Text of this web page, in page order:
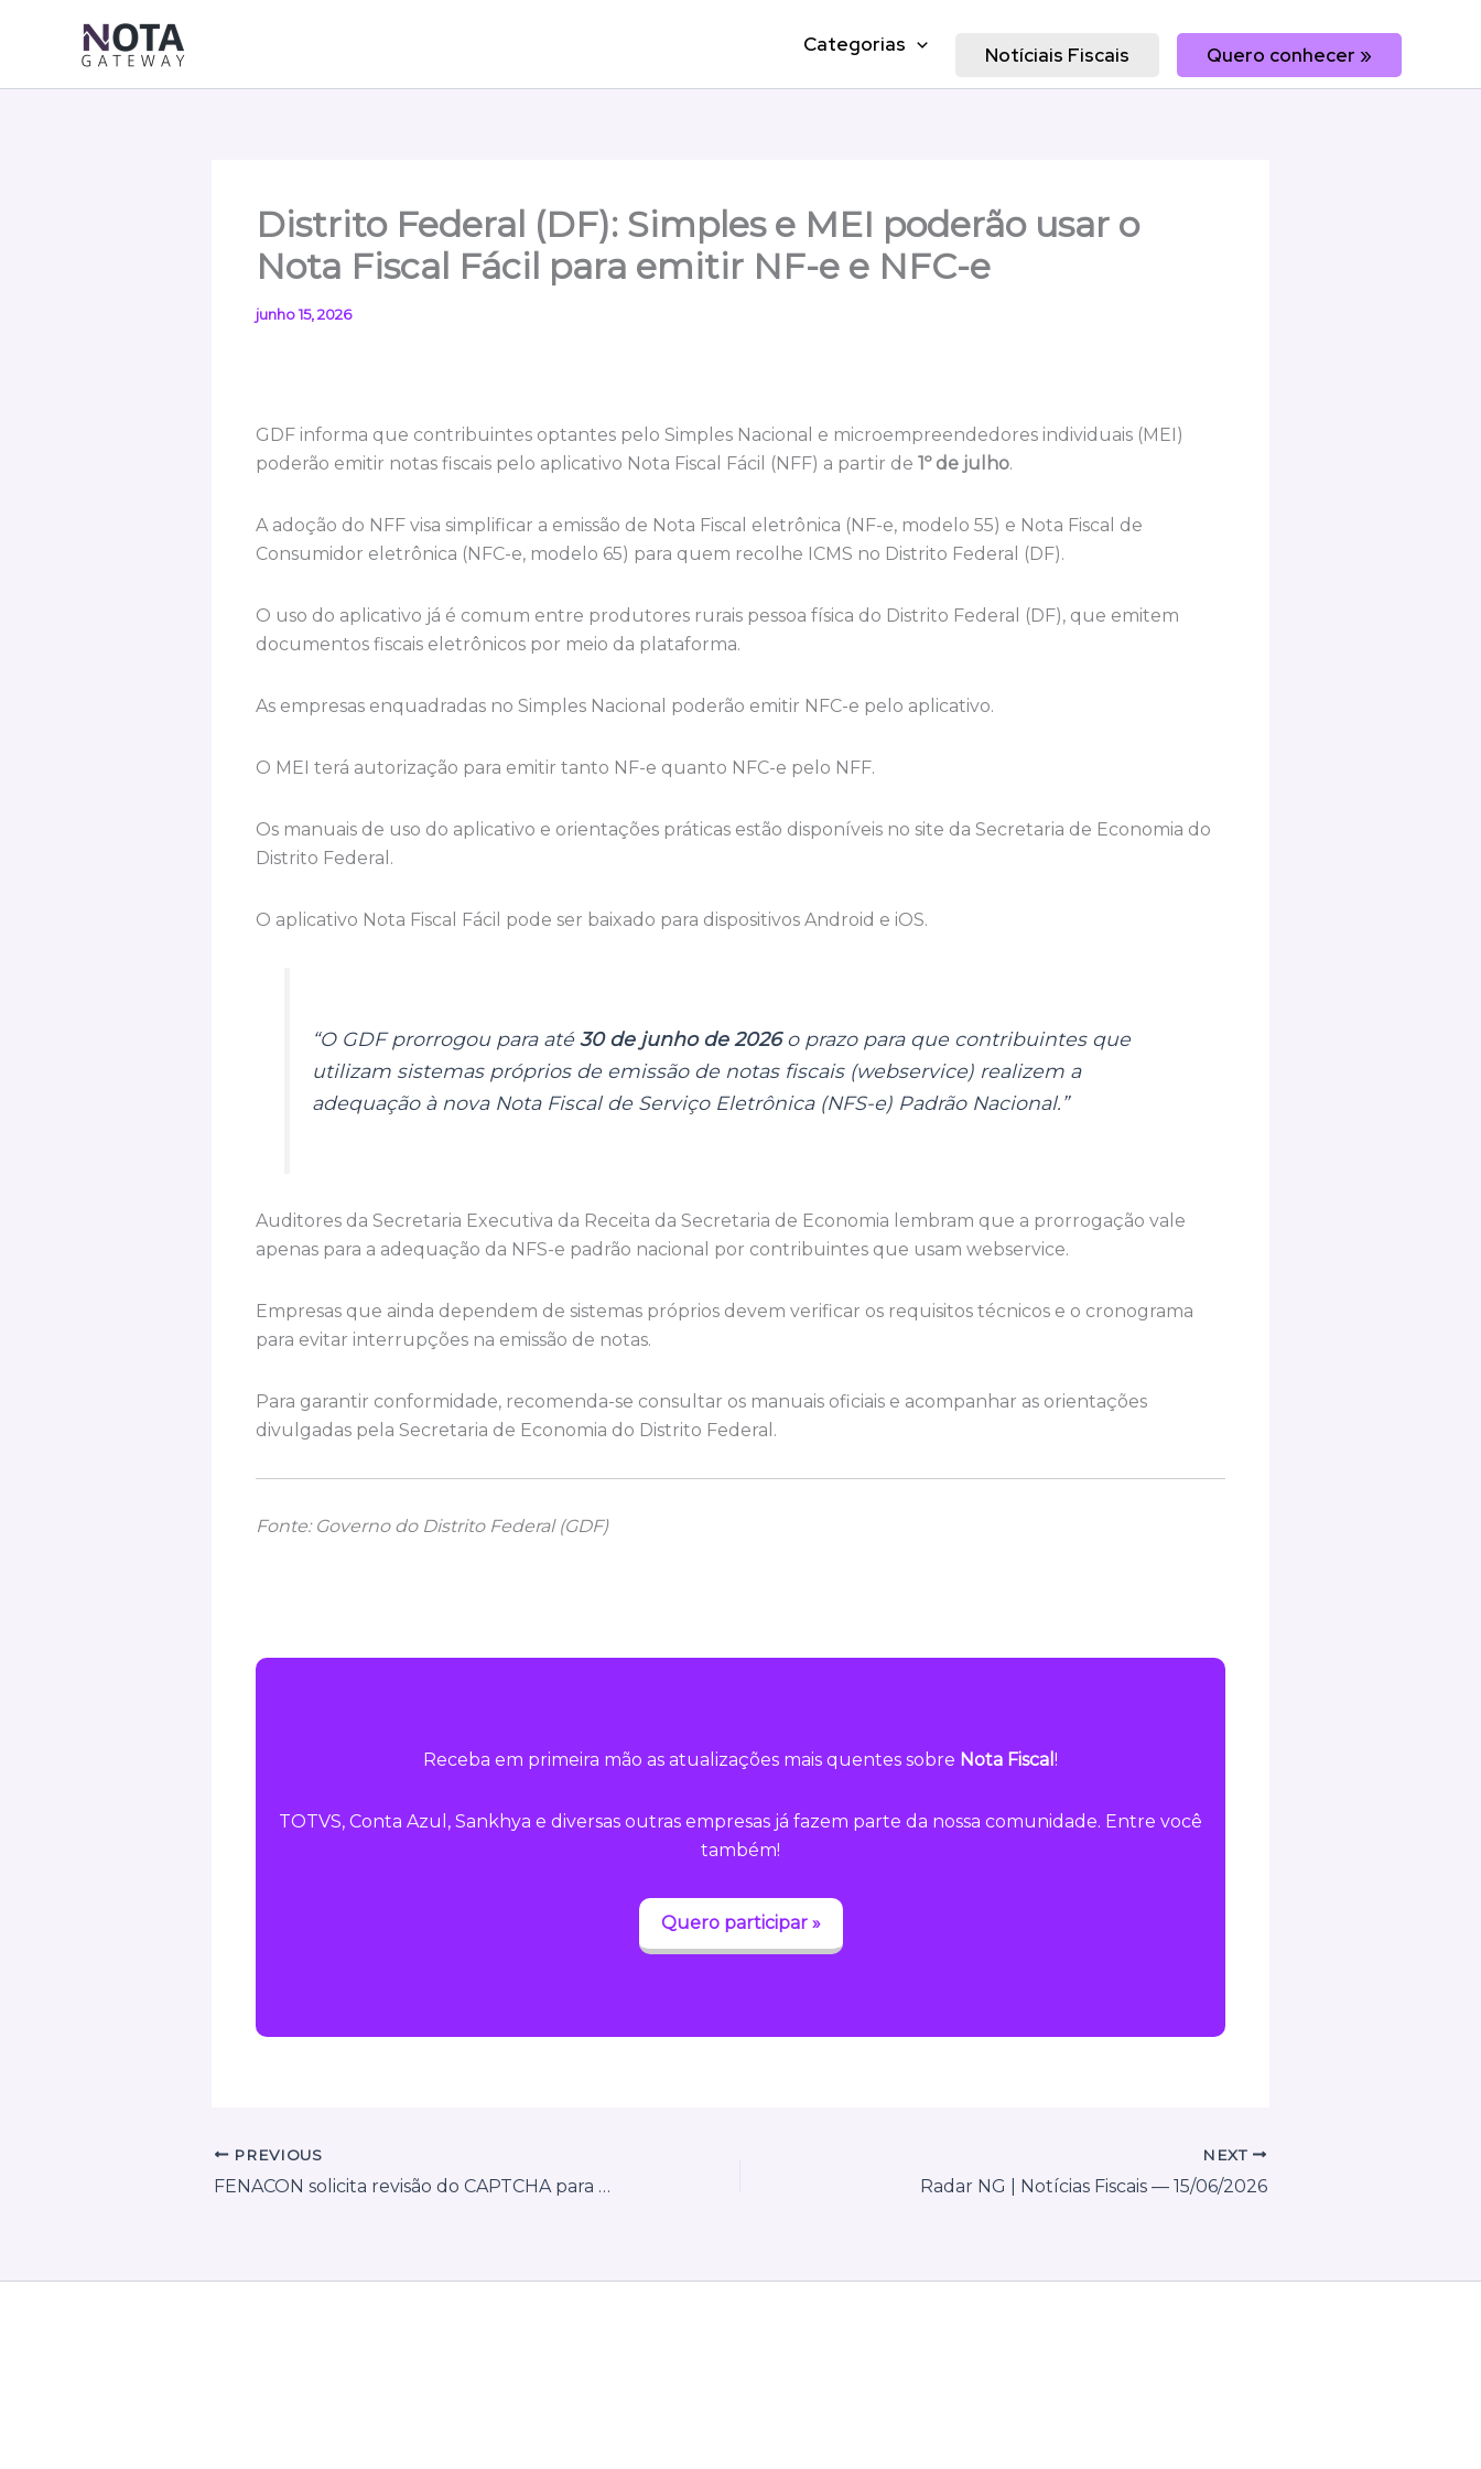
Categorias Notíciais Fiscais Quero conhecer »
Distrito Federal (DF): Simples e MEI poderão usar o
Nota Fiscal Fácil para emitir NF-e e NFC-e
junho 15, 2026
GDF informa que contribuintes optantes pelo Simples Nacional e microempreendedores individuais (MEI)
poderão emitir notas fiscais pelo aplicativo Nota Fiscal Fácil (NFF) a partir de 1º de julho.
A adoção do NFF visa simplificar a emissão de Nota Fiscal eletrônica (NF-e, modelo 55) e Nota Fiscal de
Consumidor eletrônica (NFC-e, modelo 65) para quem recolhe ICMS no Distrito Federal (DF).
O uso do aplicativo já é comum entre produtores rurais pessoa física do Distrito Federal (DF), que emitem
documentos fiscais eletrônicos por meio da plataforma.
As empresas enquadradas no Simples Nacional poderão emitir NFC-e pelo aplicativo.
O MEI terá autorização para emitir tanto NF-e quanto NFC-e pelo NFF.
Os manuais de uso do aplicativo e orientações práticas estão disponíveis no site da Secretaria de Economia do
Distrito Federal.
O aplicativo Nota Fiscal Fácil pode ser baixado para dispositivos Android e iOS.
“O GDF prorrogou para até30 de junho de 2026o prazo para que contribuintes que
utilizam sistemas próprios de emissão de notas fiscais (webservice) realizem a
adequação à nova Nota Fiscal de Serviço Eletrônica (NFS-e) Padrão Nacional.”
Auditores da Secretaria Executiva da Receita da Secretaria de Economia lembram que a prorrogação vale
apenas para a adequação da NFS-e padrão nacional por contribuintes que usam webservice.
Empresas que ainda dependem de sistemas próprios devem verificar os requisitos técnicos e o cronograma
para evitar interrupções na emissão de notas.
Para garantir conformidade, recomenda-se consultar os manuais oficiais e acompanhar as orientações
divulgadas pela Secretaria de Economia do Distrito Federal.
Fonte: Governo do Distrito Federal (GDF)
Receba em primeira mão as atualizações mais quentes sobre Nota Fiscal !
TOTVS, Conta Azul, Sankhya e diversas outras empresas já fazem parte da nossa comunidade. Entre você
também!
Quero participar »
PREVIOUS
FENACON solicita revisão do CAPTCHA para download de XML e PDF da NFS-e
NEXT
Radar NG | Notícias Fiscais — 15/06/2026